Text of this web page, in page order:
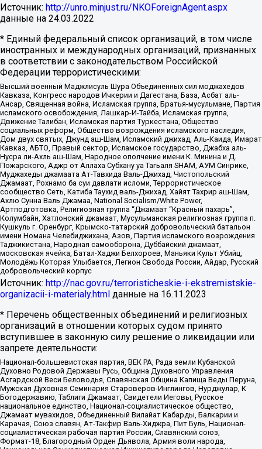
Источник: http://unro.minjust.ru/NKOForeignAgent.aspx
данные на 24.03.2022
* Единый федеральный список организаций, в том числе
иностранных и международных организаций, признанных
в соответствии с законодательством Российской
Федерации террористическими:
Высший военный Маджлисуль Шура Объединенных сил моджахедов
Кавказа, Конгресс народов Ичкерии и Дагестана, База, Асбат аль-
Ансар, Священная война, Исламская группа, Братья-мусульмане, Партия
исламского освобождения, Лашкар-И-Тайба, Исламская группа,
Движение Талибан, Исламская партия Туркестана, Общество
социальных реформ, Общество возрождения исламского наследия,
Дом двух святых, Джунд аш-Шам, Исламский джихад, Аль-Каида, Имарат
Кавказ, АБТО, Правый сектор, Исламское государство, Джабха аль-
Нусра ли-Ахль аш-Шам, Народное ополчение имени К. Минина и Д.
Пожарского, Аджр от Аллаха Субхану уа Тагьаля SHAM, АУМ Синрике,
Муджахеды джамаата Ат-Тавхида Валь-Джихад, Чистопольский
Джамаат, Рохнамо ба суи давлати исломи, Террористическое
сообщество Сеть, Катиба Таухид валь-Джихад, Хайят Тахрир аш-Шам,
Ахлю Сунна Валь Джамаа, National Socialism/White Power,
Артподготовка, Религиозная группа “Джамаат “Красный пахарь”,
Колумбайн, Хатлонский джамаат, Мусульманская религиозная группа п.
Кушкуль г. Оренбург, Крымско-татарский добровольческий батальон
имени Номана Челебиджихана, Азов, Партия исламского возрождения
Таджикистана, Народная самооборона, Дуббайский джамаат,
московская ячейка, Батал-Хаджи Белхороев, Маньяки Культ Убийц,
Молодёжь Которая Улыбается, Легион Свобода России, Айдар, Русский
добровольческий корпус
Источник: http://nac.gov.ru/terroristicheskie-i-ekstremistskie-
organizacii-i-materialy.html данные на 16.11.2023
* Перечень общественных объединений и религиозных
организаций в отношении которых судом принято
вступившее в законную силу решение о ликвидации или
запрете деятельности:
Национал-большевистская партия, ВЕК РА, Рада земли Кубанской
Духовно Родовой Державы Русь, Община Духовного Управления
Асгардской Веси Беловодья, Славянская Община Капища Веды Перуна,
Мужская Духовная Семинария Староверов-Инглингов, Нурджулар, К
Богодержавию, Таблиги Джамаат, Свидетели Иеговы, Русское
национальное единство, Национал-социалистическое общество,
Джамаат мувахидов, Объединенный Вилайат Кабарды, Балкарии и
Карачая, Союз славян, Ат-Такфир Валь-Хиджра, Пит Буль, Национал-
социалистическая рабочая партия России, Славянский союз,
Формат-18, Благородный Орден Дьявола, Армия воли народа,